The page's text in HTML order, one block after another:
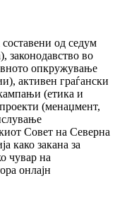
од седум
законодавство во
опкружување
активен граѓански
(етика и
(менаџмент,
Совет на Северна
како закана за
чувар на
онлајн